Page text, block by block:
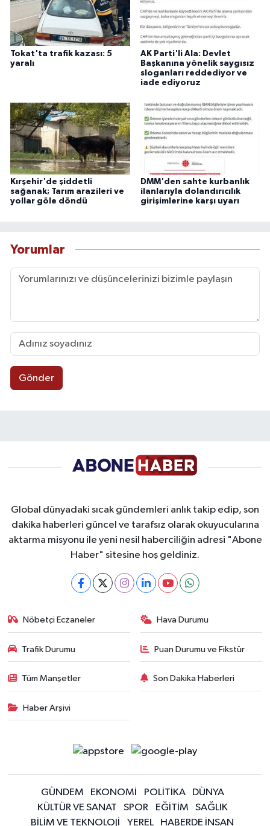
Tokat'ta trafik kazası: 5
yaralı
AK Parti'li Ala: Devlet
Başkanına yönelik saygısız
sloganları reddediyor ve
iade ediyoruz
Kırşehir'de şiddetli
sağanak; Tarım arazileri ve
yollar göle döndü
DMM'den sahte kurbanlık
ilanlarıyla dolandırıcılık
girişimlerine karşı uyarı
Yorumlar
Gönder
Global dünyadaki sıcak gündemleri anlık takip edip, son
dakika haberleri güncel ve tarafsız olarak okuyucularına
aktarma misyonu ile yeni nesil haberciliğin adresi "Abone
Haber" sitesine hoş geldiniz.
Nöbetçi Eczaneler Hava Durumu
Trafik Durumu Puan Durumu ve Fikstür
Tüm Manşetler Son Dakika Haberleri
Haber Arşivi
GÜNDEM EKONOMİ POLİTİKA
DÜNYA
KÜLTÜR VE SANAT
SPOR EĞİTİM
SAĞLIK
BİLİM VE TEKNOLOJİ
YEREL HABERDE İNSAN